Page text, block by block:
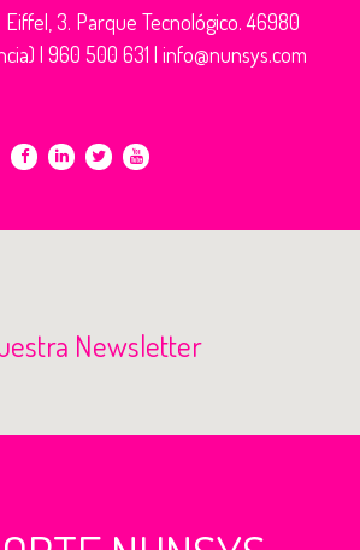
Eiffel, 3. Parque Tecnológico. 46980
| 960 500 631 | info@nunsys.com
Newsletter